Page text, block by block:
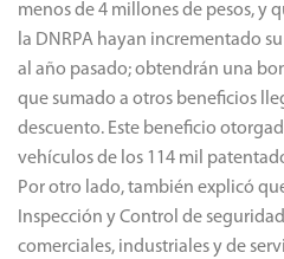
menos de 4 millones de pesos, y
la DNRPA hayan incrementado
al año pasado; obtendrán una
que sumado a otros beneficios
descuento. Este beneficio
vehículos de los 114 mil
Por otro lado, también explicó
Inspección y Control de
comerciales, industriales y de